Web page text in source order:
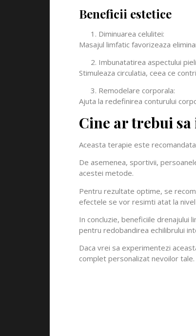
Beneficii estetice
Diminuarea celulitei:
Masajul limfatic favorizeaza
Imbunatatirea aspectului
Stimuleaza circulatia, ceea ce
Remodelare corporala:
Ajuta la redefinirea conturului
Cine ar trebui
Aceasta terapie este
De asemenea, sportivii,
acestei metode.
Pentru rezultate optime, se
efectele se vor resimti atat la
In concluzie, beneficiile drenajului
pentru redobandirea echilibrului
Daca vrei sa experimentezi
complet personalizat nevoilor tale.